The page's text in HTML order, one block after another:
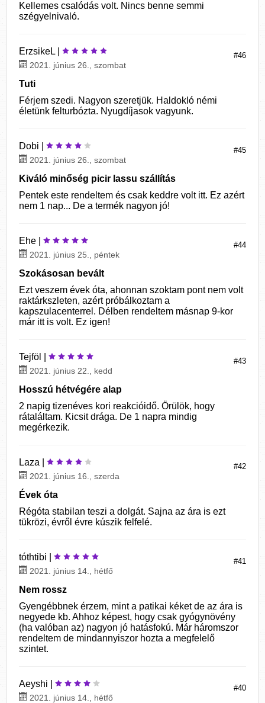
Kellemes csalódás volt. Nincs benne semmi
szégyelnivaló.
#46
ErzsikeL |
2021. június 26., szombat
Tuti
Férjem szedi. Nagyon szeretjük. Haldokló némi
életünk felturbózta. Nyugdíjasok vagyunk.
#45
Dobi |
2021. június 26., szombat
Kiváló minőség picir lassu szállítás
Pentek este rendeltem és csak keddre volt itt. Ez azért
nem 1 nap... De a termék nagyon jó!
#44
Ehe |
2021. június 25., péntek
Szokásosan bevált
Ezt veszem évek óta, ahonnan szoktam pont nem volt
raktárkszleten, azért próbálkoztam a
kapszulacenterrel. Délben rendeltem másnap 9-kor
már itt is volt. Ez igen!
#43
Tejföl |
2021. június 22., kedd
Hosszú hétvégére alap
2 napig tizenéves kori reakcióidő. Örülök, hogy
rátaláltam. Kicsit drága. De 1 napra mindig
megérkezik.
#42
Laza |
2021. június 16., szerda
Évek óta
Régóta stabilan teszi a dolgát. Sajna az ára is ezt
tükrözi, évről évre kúszik felfelé.
#41
tóthtibi |
2021. június 14., hétfő
Nem rossz
Gyengébbnek érzem, mint a patikai kéket de az ára is
negyede kb. Ahhoz képest, hogy csak gyógynövény
(ha valóban az) nagyon jó hatásfokú. Már háromszor
rendeltem de mindannyiszor hozta a megfelelő
szintet.
#40
Aeyshi |
2021. június 14., hétfő